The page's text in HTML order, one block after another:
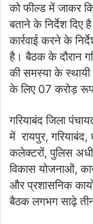
को फील्ड में जाकर
बताने के निर्देश दिए
कार्रवाई करने के
है। बैठक के दौरान
की समस्या के स्थायी
के लिए 07 करोड़
गरियाबंद जिला
में रायपुर, गरियाबंद,
कलेक्टरों, पुलिस
विकास योजनाओं,
और प्रशासनिक
बैठक लगभग साढ़े